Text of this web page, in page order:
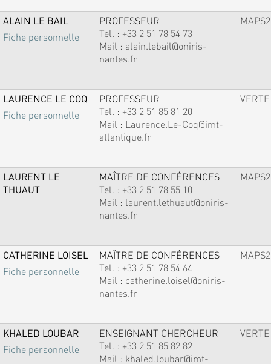
ALAIN LE BAIL
Fiche personnelle
PROFESSEUR
Tel. : +33 2 51 78 54 73
Mail : alain.lebail@oniris-
nantes.fr
MAPS2
LAURENCE LE COQ
Fiche personnelle
PROFESSEUR
Tel. : +33 2 51 85 81 20
Mail : Laurence.Le-Coq@imt-
atlantique.fr
VERTE
LAURENT LE
THUAUT
MAÎTRE DE CONFÉRENCES
Tel. : +33 2 51 78 55 10
Mail : laurent.lethuaut@oniris-
nantes.fr
MAPS2
CATHERINE LOISEL
Fiche personnelle
MAÎTRE DE CONFÉRENCES
Tel. : +33 2 51 78 54 64
Mail : catherine.loisel@oniris-
nantes.fr
MAPS2
KHALED LOUBAR
Fiche personnelle
ENSEIGNANT CHERCHEUR
Tel. : +33 2 51 85 82 82
Mail : khaled.loubar@imt-
VERTE